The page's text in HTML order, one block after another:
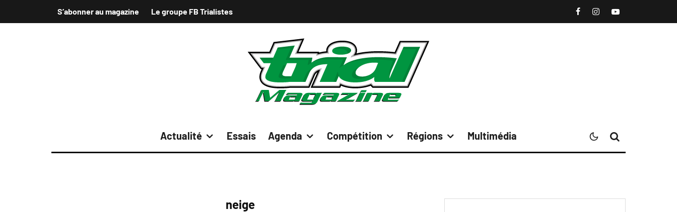
S’abonner au magazine Le groupe FB Trialistes
Actualité Essais Agenda Compétition Régions Multimédia
neige